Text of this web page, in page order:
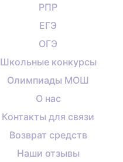
РПР
ЕГЭ
ОГЭ
Школьные конкурсы
Олимпиады МОШ
О нас
Контакты для связи
Возврат средств
Наши отзывы